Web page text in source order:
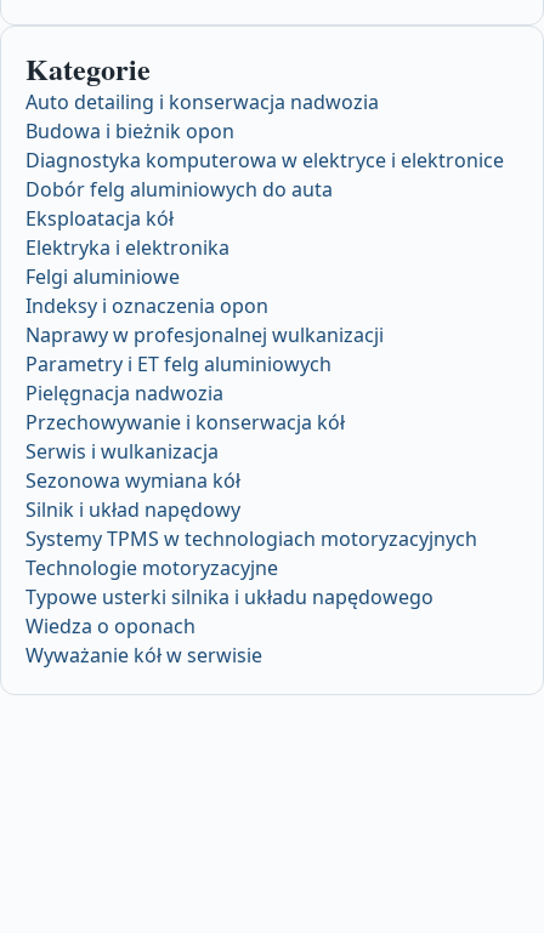
Kategorie
Auto detailing i konserwacja nadwozia
Budowa i bieżnik opon
Diagnostyka komputerowa w elektryce i elektronice
Dobór felg aluminiowych do auta
Eksploatacja kół
Elektryka i elektronika
Felgi aluminiowe
Indeksy i oznaczenia opon
Naprawy w profesjonalnej wulkanizacji
Parametry i ET felg aluminiowych
Pielęgnacja nadwozia
Przechowywanie i konserwacja kół
Serwis i wulkanizacja
Sezonowa wymiana kół
Silnik i układ napędowy
Systemy TPMS w technologiach motoryzacyjnych
Technologie motoryzacyjne
Typowe usterki silnika i układu napędowego
Wiedza o oponach
Wyważanie kół w serwisie